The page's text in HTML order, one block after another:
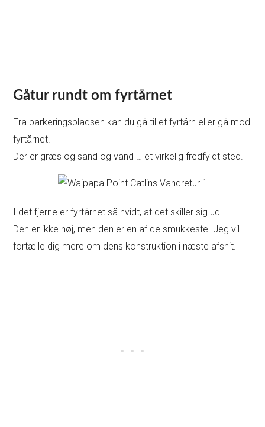
Gåtur rundt om fyrtårnet
Fra parkeringspladsen kan du gå til et fyrtårn eller gå mod
fyrtårnet.
Der er græs og sand og vand … et virkelig fredfyldt sted.
I det fjerne er fyrtårnet så hvidt, at det skiller sig ud.
Den er ikke høj, men den er en af de smukkeste. Jeg vil
fortælle dig mere om dens konstruktion i næste afsnit.